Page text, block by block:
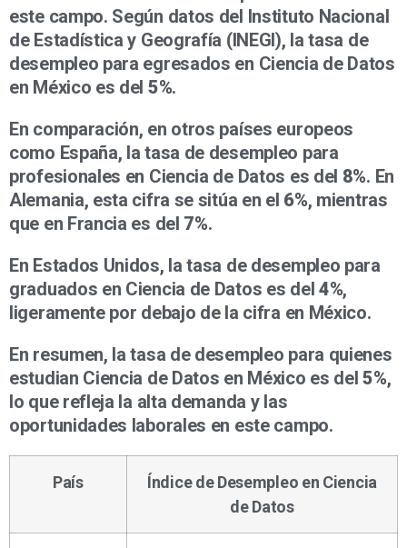
este campo. Según datos del Instituto Nacional
de Estadística y Geografía (INEGI), la tasa de
desempleo para egresados en Ciencia de Datos
en México es del 5%.
En comparación, en otros países europeos
como España, la tasa de desempleo para
profesionales en Ciencia de Datos es del 8%. En
Alemania, esta cifra se sitúa en el 6%, mientras
que en Francia es del 7%.
En Estados Unidos, la tasa de desempleo para
graduados en Ciencia de Datos es del 4%,
ligeramente por debajo de la cifra en México.
En resumen, la tasa de desempleo para quienes
estudian Ciencia de Datos en México es del5%,
lo que refleja la alta demanda y las
oportunidades laborales en este campo.
País
Índice de Desempleo en Ciencia
de Datos